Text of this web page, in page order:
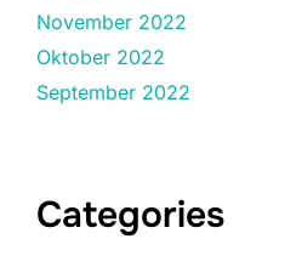
November 2022
Oktober 2022
September 2022
Categories